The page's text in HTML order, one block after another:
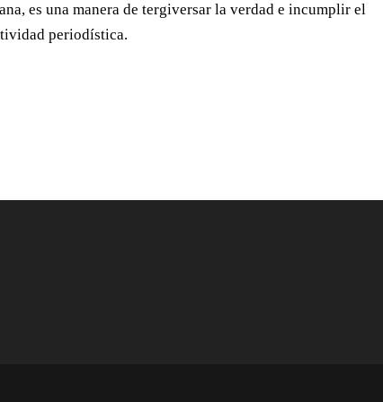
es una manera de tergiversar la verdad e incumplir el
periodística.